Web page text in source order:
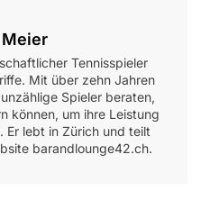
Tennisspieler
Mit über zehn Jahren
Spieler beraten,
können, um ihre Leistung
Er lebt in Zürich und teilt
barandlounge42.ch.